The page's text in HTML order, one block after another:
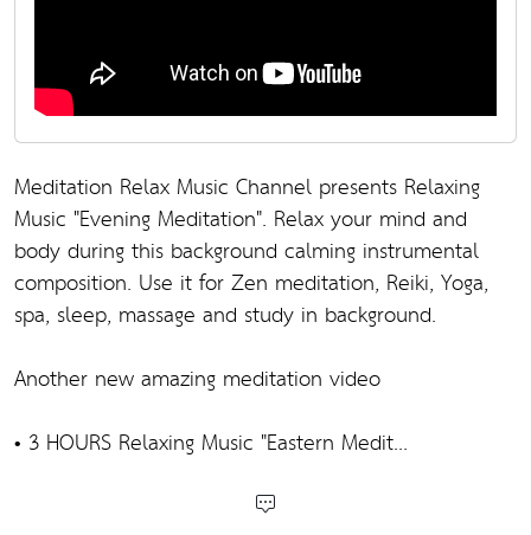
Meditation Relax Music Channel presents Relaxing
Music "Evening Meditation". Relax your mind and
body during this background calming instrumental
composition. Use it for Zen meditation, Reiki, Yoga,
spa, sleep, massage and study in background.
Another new amazing meditation video
• 3 HOURS Relaxing Music "Eastern Medit...